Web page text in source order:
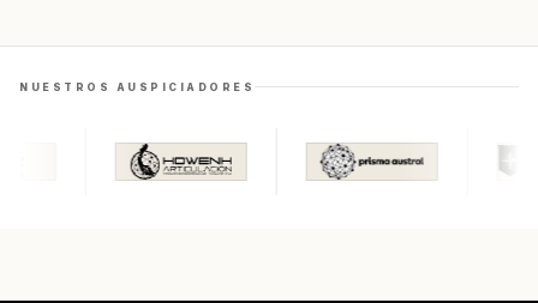
NUESTROS AUSPICIADORES